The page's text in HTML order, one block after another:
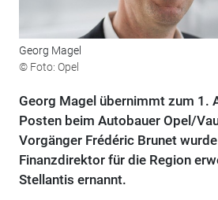
Georg Magel
© Foto: Opel
Georg Magel übernimmt zum 1.
Posten beim Autobauer Opel/
Vorgänger Frédéric Brunet
Finanzdirektor für die Region
Stellantis ernannt.